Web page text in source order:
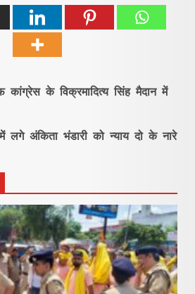
के विक्रमादित्य सिंह मैदान में
अंकिता भंडारी को न्याय दो के नारे